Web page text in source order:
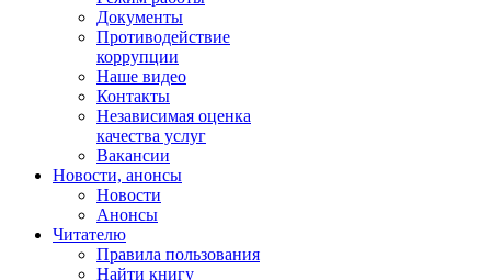
Документы
Противодействие
коррупции
Наше видео
Контакты
Независимая оценка
качества услуг
Вакансии
Новости, анонсы
Новости
Анонсы
Читателю
Правила пользования
Найти книгу